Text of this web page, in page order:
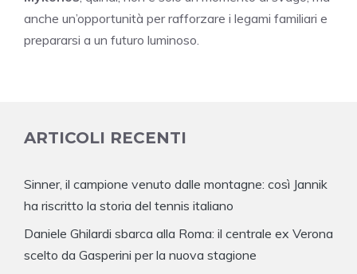
anche un’opportunità per rafforzare i legami familiari e
prepararsi a un futuro luminoso.
ARTICOLI RECENTI
Sinner, il campione venuto dalle montagne: così Jannik
ha riscritto la storia del tennis italiano
Daniele Ghilardi sbarca alla Roma: il centrale ex Verona
scelto da Gasperini per la nuova stagione